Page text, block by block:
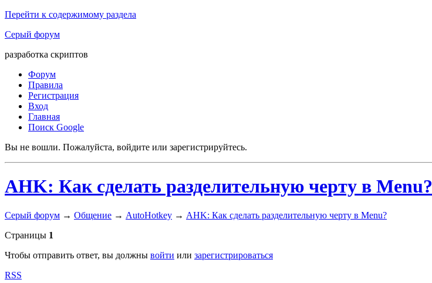
Перейти к содержимому раздела
Серый форум
разработка скриптов
Форум
Правила
Регистрация
Вход
Главная
Поиск Google
Вы не вошли. Пожалуйста, войдите или зарегистрируйтесь.
AHK: Как сделать разделительную черту в Menu?
Серый форум → Общение → AutoHotkey → AHK: Как сделать разделительную черту в Menu?
Страницы 1
Чтобы отправить ответ, вы должны войти или зарегистрироваться
RSS